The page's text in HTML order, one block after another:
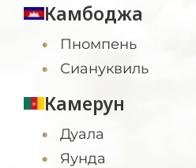
Камбоджа
Пномпень
Сиануквиль
Камерун
Дуала
Яунда